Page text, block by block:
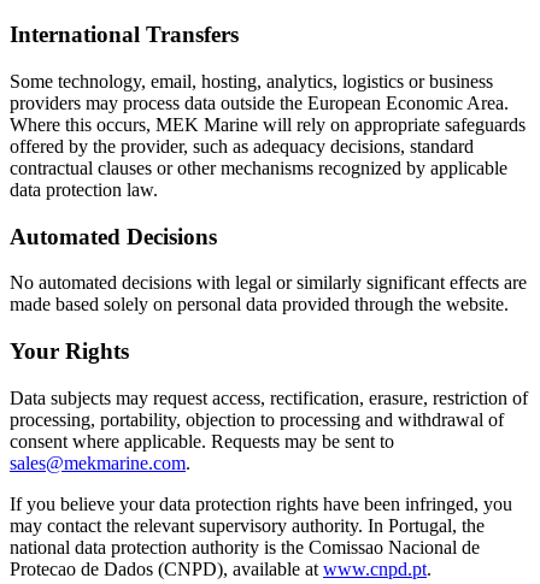
International Transfers
Some technology, email, hosting, analytics, logistics or business
providers may process data outside the European Economic Area.
Where this occurs, MEK Marine will rely on appropriate safeguards
offered by the provider, such as adequacy decisions, standard
contractual clauses or other mechanisms recognized by applicable
data protection law.
Automated Decisions
No automated decisions with legal or similarly significant effects are
made based solely on personal data provided through the website.
Your Rights
Data subjects may request access, rectification, erasure, restriction of
processing, portability, objection to processing and withdrawal of
consent where applicable. Requests may be sent to
sales@mekmarine.com.
If you believe your data protection rights have been infringed, you
may contact the relevant supervisory authority. In Portugal, the
national data protection authority is the Comissao Nacional de
Protecao de Dados (CNPD), available at www.cnpd.pt.